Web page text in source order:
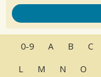
0-9 A B C
L
M N O